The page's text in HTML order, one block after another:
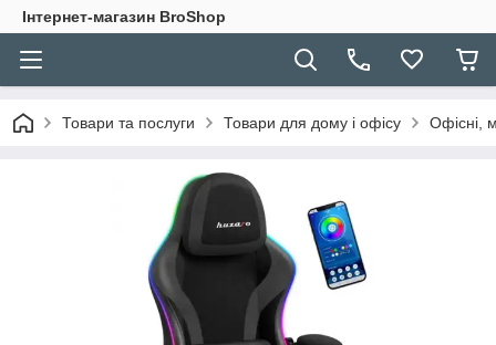
Інтернет-магазин BroShop
Товари та послуги Товари для дому і офісу Офісні,